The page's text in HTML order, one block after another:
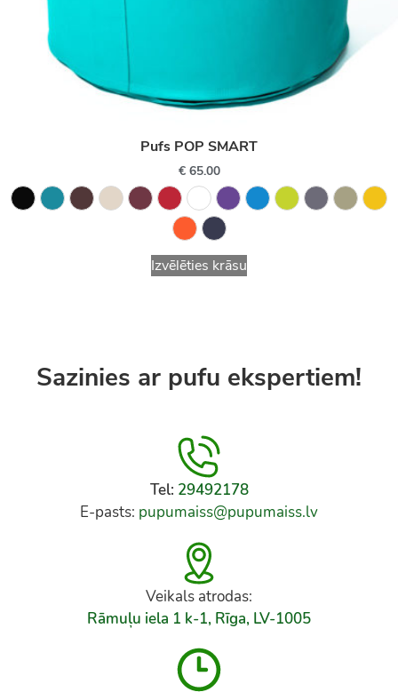
Pufs POP SMART
€65.00
Izvēlēties krāsu
Sazinies ar pufu ekspertiem!
Tel: 29492178
E-pasts: pupumaiss@pupumaiss.lv
Veikals atrodas:
Rāmuļu iela 1 k-1, Rīga, LV-1005